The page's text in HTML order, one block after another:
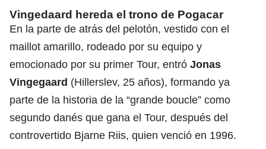
Vingedaard hereda el trono de Pogacar
En la parte de atrás del pelotón, vestido con el
maillot amarillo, rodeado por su equipo y
emocionado por su primer Tour, entró Jonas
Vingegaard (Hillerslev, 25 años), formando ya
parte de la historia de la “grande boucle” como
segundo danés que gana el Tour, después del
controvertido Bjarne Riis, quien venció en 1996.